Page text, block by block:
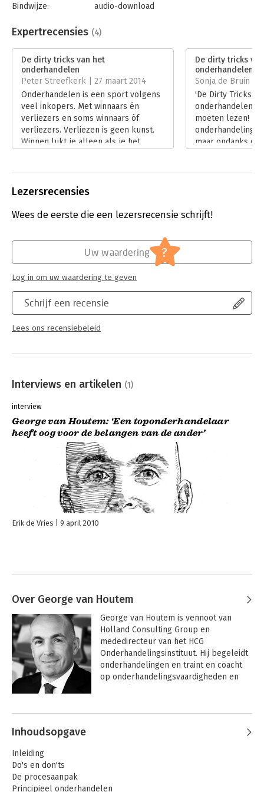
Bindwijze:
audio-download
Bestandsformaat:
mp3
Uitgever:
Druk:
1
Verschijningsdatum:
28-1-2020
Hoofdrubriek: Persoonlijke effectiviteit
Expertrecensies (4)
De dirty tricks van het
onderhandelen
Peter Streefkerk | 27 maart 2014
Onderhandelen is een sport volgens
veel inkopers. Met winnaars én
verliezers en soms winnaars óf
verliezers. Verliezen is geen kunst.
Winnen lukt je alleen als je het
onderhandelingen regelmatig voor.
te lezen in het boek ‘De dirty tricks
De dirty tricks
onderhandelen
Sonja de Bruin | 8
'De Dirty Tricks
onderhandelen'
moeten lezen! Ik
maar ondanks
Lezersrecensies
Wees de eerste die een lezersrecensie schrijft!
Schrijf een recensie
Lees ons recensiebeleid
Uw waardering ?
Log in om uw waardering te geven
Interviews en artikelen (1)
interview
George van Houtem: ‘Een toponderhandelaar
heeft oog voor de belangen van de ander’
Erik de Vries 9 april 2010
Over George van Houtem
George van Houtem is vennoot van
Holland Consulting Group en
mededirecteur van het HCG
Onderhandelingsinstituut. Hij begeleidt
onderhandelingen en traint en coacht
op onderhandelingsvaardigheden en
onderhandelen en Onderhandelen als
Andere boeken door George van
Houtem
Inhoudsopgave
Inleiding
Do's en don'ts
De procesaanpak
Principieel onderhandelen